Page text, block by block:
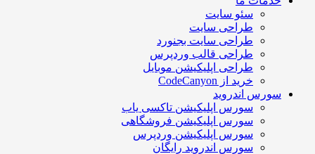
سئو سایت
طراحی سایت
طراحی سایت بجنورد
طراحی قالب وردپرس
طراحی اپلیکیشن موبایل
خرید از CodeCanyon
سورس اندروید
سورس اپلیکیشن تاکسی یاب
سورس اپلیکیشن فروشگاهی
سورس اپلیکیشن وردپرس
سورس اندروید رایگان